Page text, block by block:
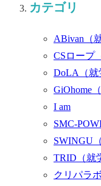
カテゴリ
ABivan （
CSロープ
DoLA （
GiOhome
I am
SMC-
SWINGU
TRID （
クリパラボ